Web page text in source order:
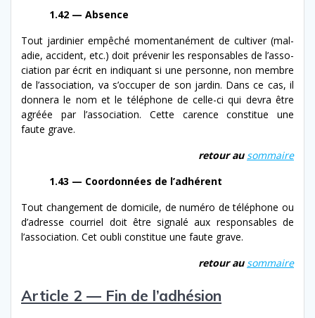
1.42 — Absence
Tout jar­dinier empêché momen­tané­ment de cul­tiv­er (mal­
adie, acci­dent, etc.) doit prévenir les respon­s­ables de l’as­so­
ci­a­tion par écrit en indi­quant si une per­son­ne, non mem­bre
de l’as­so­ci­a­tion, va s’oc­cu­per de son jardin. Dans ce cas, il
don­nera le nom et le télé­phone de celle-​ci qui devra être
agréée par l’as­so­ci­a­tion. Cette carence con­stitue une
faute grave.
retour au som­maire
1.43 — Coor­don­nées de l’adhérent
Tout change­ment de domi­cile, de numéro de télé­phone ou
d’adresse cour­riel doit être sig­nalé aux respon­s­ables de
l’association. Cet oubli con­stitue une faute grave.
retour au som­maire
Article 2 — Fin de l’adhésion